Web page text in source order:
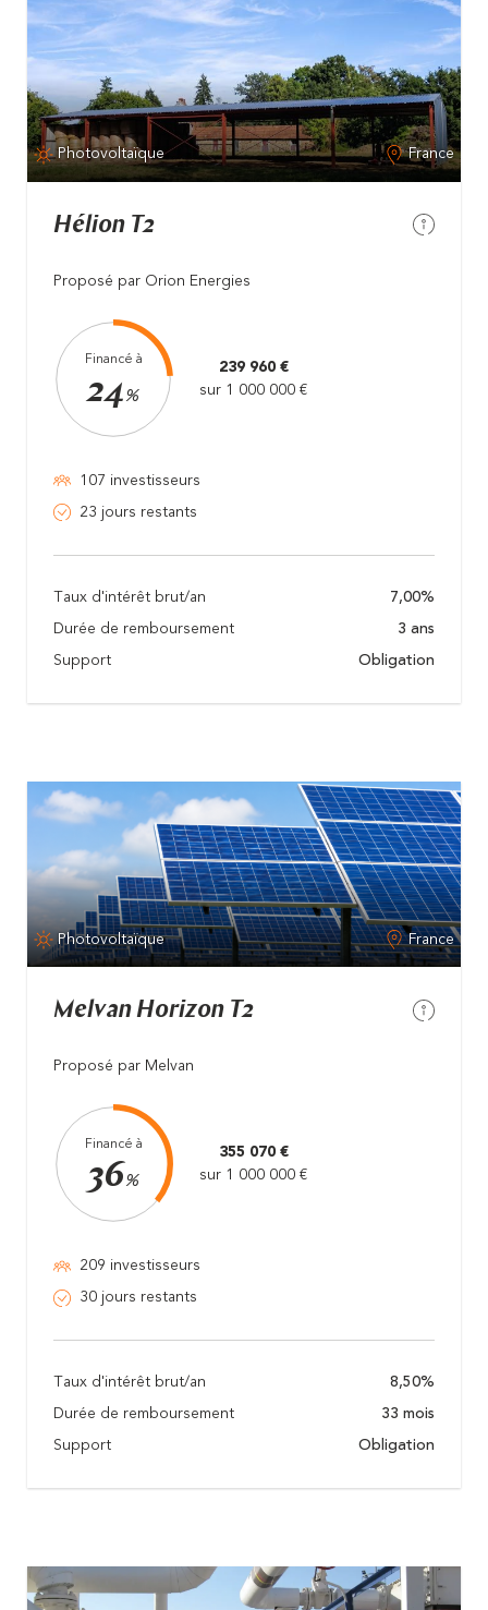
Photovoltaïque France
Hélion T2
Proposé par Orion Energies
Financé à
24%
239 960 €
sur 1 000 000 €
107 investisseurs
23 jours restants
Taux d'intérêt brut/an 7,00%
Durée de remboursement 3 ans
Support Obligation
Photovoltaïque France
Melvan Horizon T2
Proposé par Melvan
Financé à
36%
355 070 €
sur 1 000 000 €
209 investisseurs
30 jours restants
Taux d'intérêt brut/an 8,50%
Durée de remboursement 33 mois
Support Obligation